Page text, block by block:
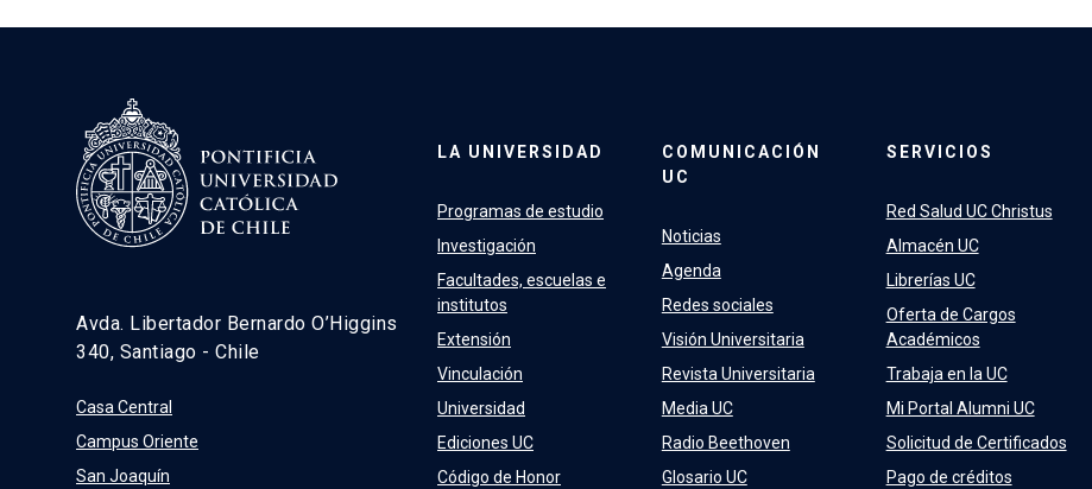
Avda. Libertador Bernardo O’Higgins
340, Santiago - Chile
Casa Central
Campus Oriente
San Joaquín
LA UNIVERSIDAD
Programas de estudio
Investigación
Facultades, escuelas e
institutos
Extensión
Vinculación
Universidad
Ediciones UC
Código de Honor
COMUNICACIÓN
UC
Noticias
Agenda
Redes sociales
Visión Universitaria
Revista Universitaria
Media UC
Radio Beethoven
Glosario UC
SERVICIOS
Red Salud UC Christus
Almacén UC
Librerías UC
Oferta de Cargos
Académicos
Trabaja en la UC
Mi Portal Alumni UC
Solicitud de Certificados
Pago de créditos